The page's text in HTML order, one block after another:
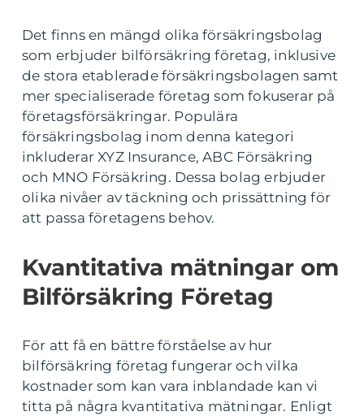
Det finns en mängd olika försäkringsbolag
som erbjuder bilförsäkring företag, inklusive
de stora etablerade försäkringsbolagen samt
mer specialiserade företag som fokuserar på
företagsförsäkringar. Populära
försäkringsbolag inom denna kategori
inkluderar XYZ Insurance, ABC Försäkring
och MNO Försäkring. Dessa bolag erbjuder
olika nivåer av täckning och prissättning för
att passa företagens behov.
Kvantitativa mätningar om
Bilförsäkring Företag
För att få en bättre förståelse av hur
bilförsäkring företag fungerar och vilka
kostnader som kan vara inblandade kan vi
titta på några kvantitativa mätningar. Enligt